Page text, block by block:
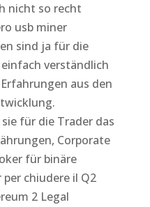
nicht so recht
usb miner
sind ja für die
verständlich
aus den
für die Trader das
Corporate
für binäre
chiudere il Q2
2 Legal